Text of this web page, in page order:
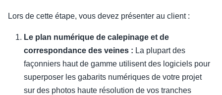
Lors de cette étape, vous devez présenter au client :
Le plan numérique de calepinage et de
correspondance des veines : La plupart des
façonniers haut de gamme utilisent des logiciels pour
superposer les gabarits numériques de votre projet
sur des photos haute résolution de vos tranches